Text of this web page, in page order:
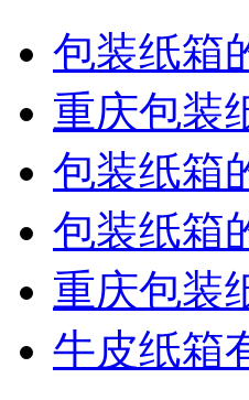
包装纸箱
重庆包装
包装纸箱
包装纸箱
重庆包装
牛皮纸箱